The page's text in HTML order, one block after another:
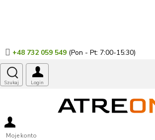
+48 732 059 549
Moje konto